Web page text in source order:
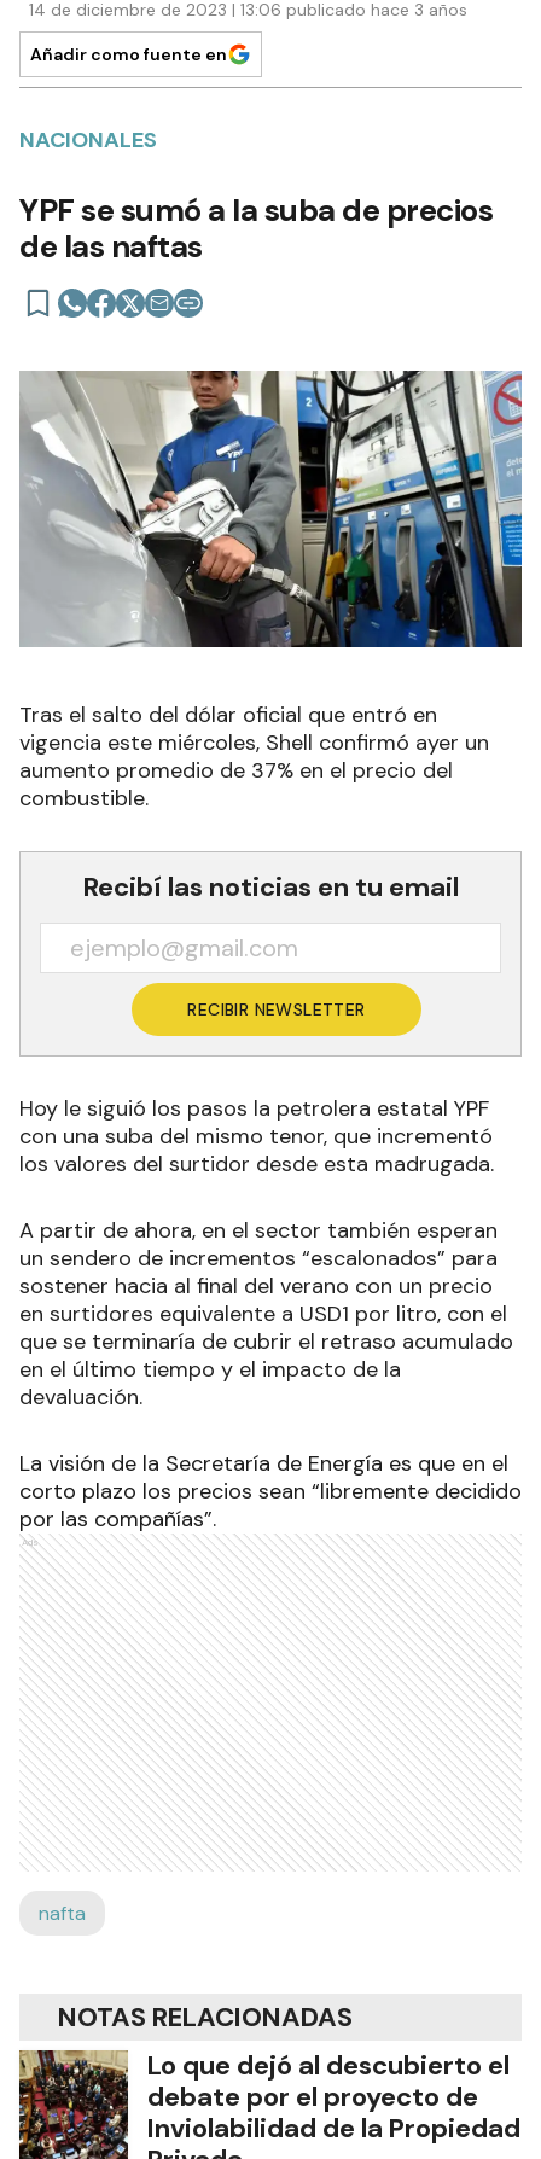
14 de diciembre de 2023 | 13:06 publicado hace 3 años
Añadir como fuente en
NACIONALES
YPF se sumó a la suba de precios
de las naftas
Tras el salto del dólar oficial que entró en
vigencia este miércoles, Shell confirmó ayer un
aumento promedio de 37% en el precio del
combustible.
Recibí las noticias en tu email
RECIBIR NEWSLETTER
Hoy le siguió los pasos la petrolera estatal YPF
con una suba del mismo tenor, que incrementó
los valores del surtidor desde esta madrugada.
A partir de ahora, en el sector también esperan
un sendero de incrementos “escalonados” para
sostener hacia al final del verano con un precio
en surtidores equivalente a USD1 por litro, con el
que se terminaría de cubrir el retraso acumulado
en el último tiempo y el impacto de la
devaluación.
La visión de la Secretaría de Energía es que en el
corto plazo los precios sean “libremente decidido
por las compañías”.
Ads
nafta
NOTAS RELACIONADAS
Lo que dejó al descubierto el
debate por el proyecto de
Inviolabilidad de la Propiedad